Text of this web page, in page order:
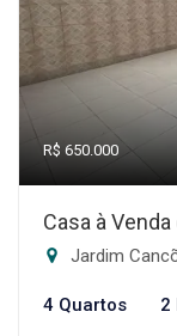
R$ 650.000
Casa à
Jardim
4 Quartos 2